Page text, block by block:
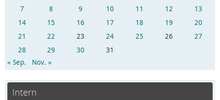
7
8 9 10 11 12
13
14
15 16 17 18 19
20
21
22 23 24 25 26
27
28
29 30
31
« Sep.
Nov. »
Intern